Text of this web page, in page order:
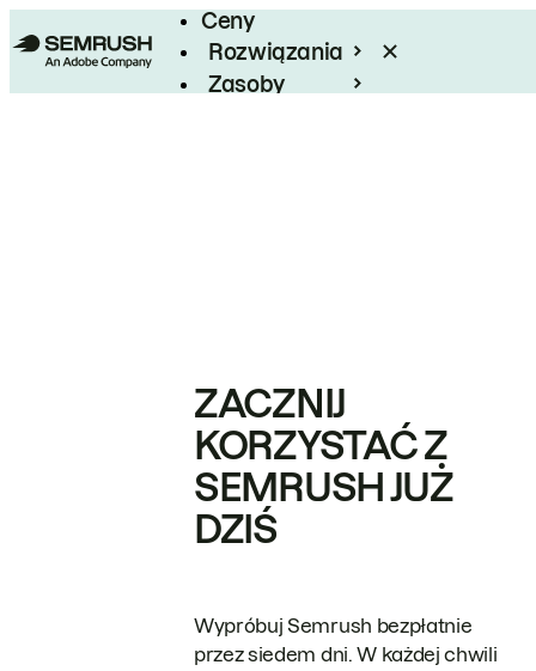
Ceny
Rozwiązania
Zasoby
ZACZNIJ
KORZYSTAĆ Z
SEMRUSH JUŻ
DZIŚ
Wypróbuj Semrush bezpłatnie
przez siedem dni. W każdej chwili